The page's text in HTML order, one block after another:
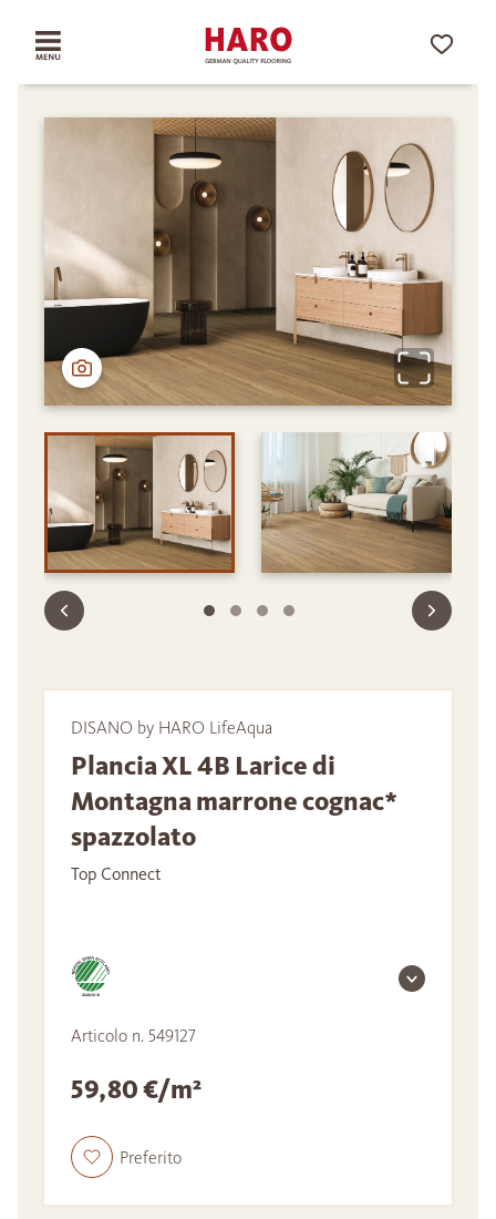
DISANO by HARO LifeAqua
Plancia XL 4B Larice di
Montagna marrone cognac*
spazzolato
Top Connect
Articolo n. 549127
59,80 €/m²
Preferito